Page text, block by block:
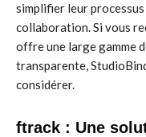
simplifier leur
collaboration. Si vous
offre une large gamme
transparente,
considérer.
ftrack : Une